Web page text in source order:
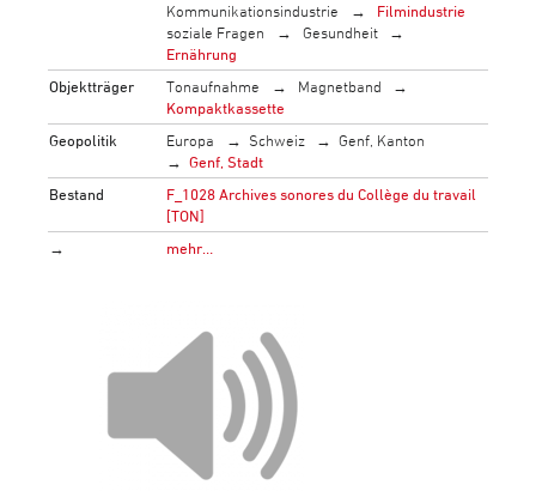
Kommunikationsindustrie
Filmindustrie
soziale Fragen
Gesundheit
Ernährung
Objektträger
Tonaufnahme
Magnetband
Kompaktkassette
Geopolitik
Europa Schweiz
Genf, Kanton
Genf, Stadt
Bestand
F_1028 Archives sonores du Collège du travail
[TON]
→
mehr…